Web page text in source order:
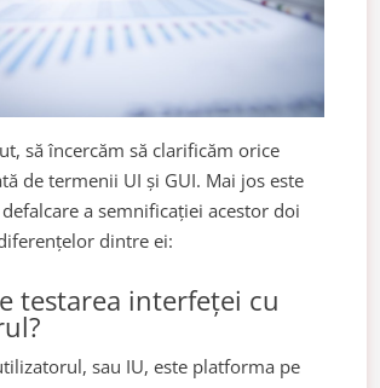
să încercăm să clarificăm orice
de termenii UI și GUI. Mai jos este
a semnificației acestor doi
dintre ei:
testarea interfeței cu
sau IU, este platforma pe